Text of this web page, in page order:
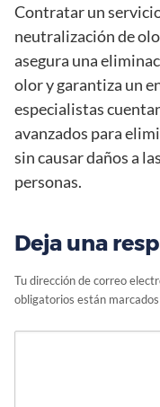
Contratar un
neutralización de
asegura una
olor y garantiza un
especialistas
avanzados para
sin causar daños a
personas.
Deja una
Tu dirección de correo
obligatorios están